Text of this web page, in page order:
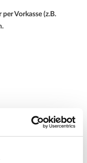
Vorkasse (z.B.